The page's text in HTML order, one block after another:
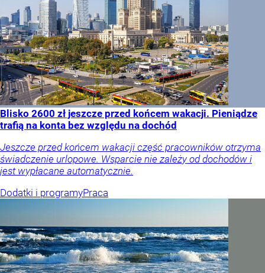
Blisko 2600 zł jeszcze przed końcem wakacji. Pieniądze
trafią na konta bez względu na dochód
Jeszcze przed końcem wakacji część pracowników otrzyma
świadczenie urlopowe. Wsparcie nie zależy od dochodów i
jest wypłacane automatycznie.
Dodatki i programyPraca